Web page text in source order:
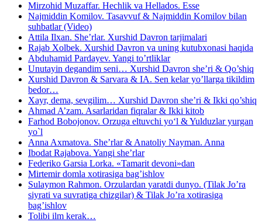
Mirzohid Muzaffar. Hechlik va Hellados. Esse
Najmiddin Komilov. Tasavvuf & Najmiddin Komilov bilan
suhbatlar (Video)
Attila Ilxan. She’rlar. Xurshid Davron tarjimalari
Rajab Xolbek. Xurshid Davron va uning kutubxonasi haqida
Abduhamid Pardayev. Yangi to’rtliklar
Unutayin degandim seni… Xurshid Davron she’ri & Qo’shiq
Xurshid Davron & Sarvara & IA. Sen kelar yo’llarga tikildim
bedor…
Xayr, dema, sevgilim… Xurshid Davron she’ri & Ikki qo’shiq
Ahmad A’zam. Asarlaridan fiqralar & Ikki kitob
Farhod Bobojonov. Orzuga eltuvchi yo‘l & Yulduzlar yurgan
yo`l
Anna Axmatova. She’rlar & Anatoliy Nayman. Anna
Ibodat Rajabova. Yangi she’rlar
Federiko Garsia Lorka. «Tamarit devoni»dan
Mirtemir domla xotirasiga bag’ishlov
Sulaymon Rahmon. Orzulardan yaratdi dunyo. (Tilak Jo’ra
siyrati va suvratiga chizgilar) & Tilak Jo’ra xotirasiga
bag’ishlov
Tolibi ilm kerak…